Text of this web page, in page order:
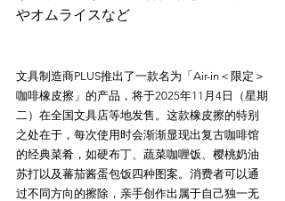
文具制造商PLUS推出了一款名为「Air-in＜限定＞
咖啡橡皮擦」的产品，将于2025年11月4日（星期
二）在全国文具店等地发售。这款橡皮擦的特别
之处在于，每次使用时会渐渐显现出复古咖啡馆
的经典菜肴，如硬布丁、蔬菜咖喱饭、樱桃奶油
苏打以及蕃茄酱蛋包饭四种图案。消费者可以通
过不同方向的擦除，亲手创作出属于自己独一无